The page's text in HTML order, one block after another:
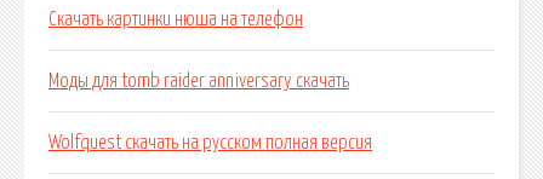
Скачать картинки нюша на телефон
Моды для tomb raider anniversary скачать
Wolfquest скачать на русском полная версия